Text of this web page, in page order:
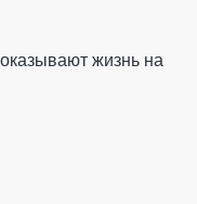
жизнь на